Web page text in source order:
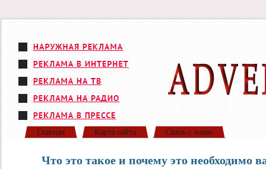
Главная Карта сайта Связь с нами
Что это такое и почему это необходимо